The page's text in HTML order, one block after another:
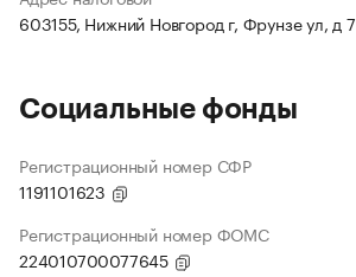
603155, Нижний Новгород г, Фрунзе ул, д 7
Социальные фонды
Регистрационный номер СФР
1191101623
Регистрационный номер ФОМС
224010700077645